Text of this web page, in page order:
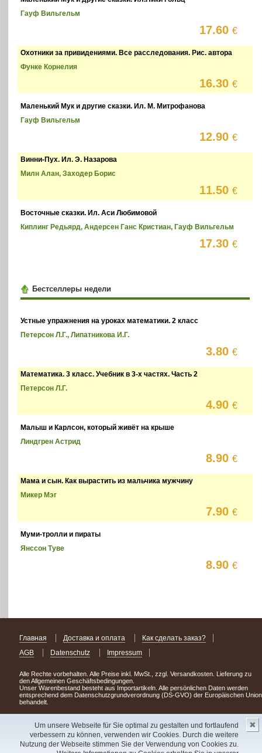
Um unsere Webseite für Sie optimal zu gestalten und fortlaufend
verbessern zu können, verwenden wir Cookies. Durch die weitere
Nutzung der Webseite stimmen Sie der Verwendung von Cookies zu.
✖
Гауф Вильгельм
17.60€
Охотники за привидениями. Все расследования. Рис. автора
Функе Корнелия
16.30€
Маленький Мук и другие сказки. Ил. М. Митрофанова
Гауф Вильгельм
12.90€
Винни-Пух. Ил. Э. Назарова
Милн Алан, Заходер Борис
11.50€
Восточные сказки. Ил. Аси Любимовой
Киплинг Редьярд, Андерсен Ганс Кристиан, Гауф Вильгельм
17.30€
Бестселлеры недели
Устные упражнения на уроках математики. 2 класс
Петерсон Л.Г., Липатникова И.Г.
3.80€
Математика. 3 класс. Учебник в 3-х частях. Часть 2
Петерсон Л.Г.
4.90€
Малыш и Карлсон, который живёт на крыше
Линдгрен Астрид
8.90€
Мама и сын. Как вырастить из мальчика мужчину
Микер Мэг
7.90€
Муми-тролли и пираты
Янссон Туве
8.90€
Главная Доставка и оплата
Как сделать заказ?
AGB
Datenschutz Impressum
Alle Rechte vorbehalten. Alle Preise inkl. MwSt., zzgl. Versandkosten. Lieferung zu
den Allgemeinen Geschäftsbedingungen.
Unser Warenbestand besteht aus Importartikeln. Alle persönlichen Daten werden
entsprechend dem Datenschutzgrundverordnung (DS-GVO) der Europäischen Union
behandelt.
Сделав заказ сегодня, уже через день или два Вы можете стать обладателем
НОВИНКИ из Германии! Удачного поиска!
Copyright 2003 - 2023 © Express-Kniga
V.A.Vorobiev